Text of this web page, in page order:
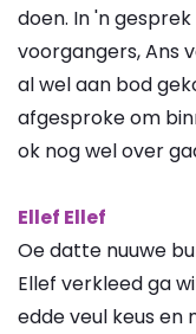
doen. In 'n
voorgangers, Ans
al wel aan bod
afgesproke om
ok nog wel over
Ellef Ellef
Oe datte nuuwe
Ellef verkleed ga
edde veul keus en